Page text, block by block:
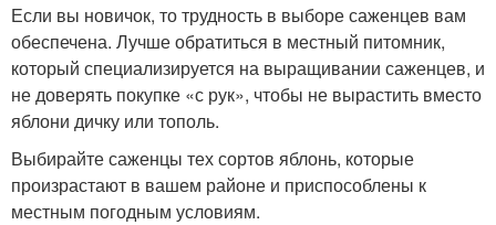
Если вы новичок, то трудность в выборе саженцев вам
обеспечена. Лучше обратиться в местный питомник,
который специализируется на выращивании саженцев, и
не доверять покупке «с рук», чтобы не вырастить вместо
яблони дичку или тополь.
Выбирайте саженцы тех сортов яблонь, которые
произрастают в вашем районе и приспособлены к
местным погодным условиям.